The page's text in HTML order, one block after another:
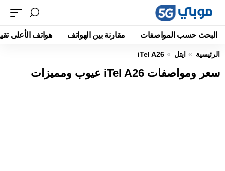
البحث حسب المواصفات مقارنة بين الهواتف هواتف الأعلى
الرئيسية ايتل iTel A26
سعر ومواصفات iTel A26 عيوب ومميزات